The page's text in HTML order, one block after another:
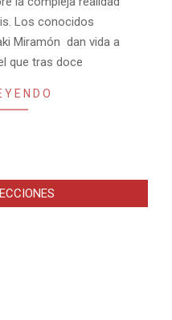
Los conocidos
Miramón dan vida a
que tras doce